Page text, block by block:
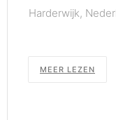
Harderwijk,
MEER LEZEN